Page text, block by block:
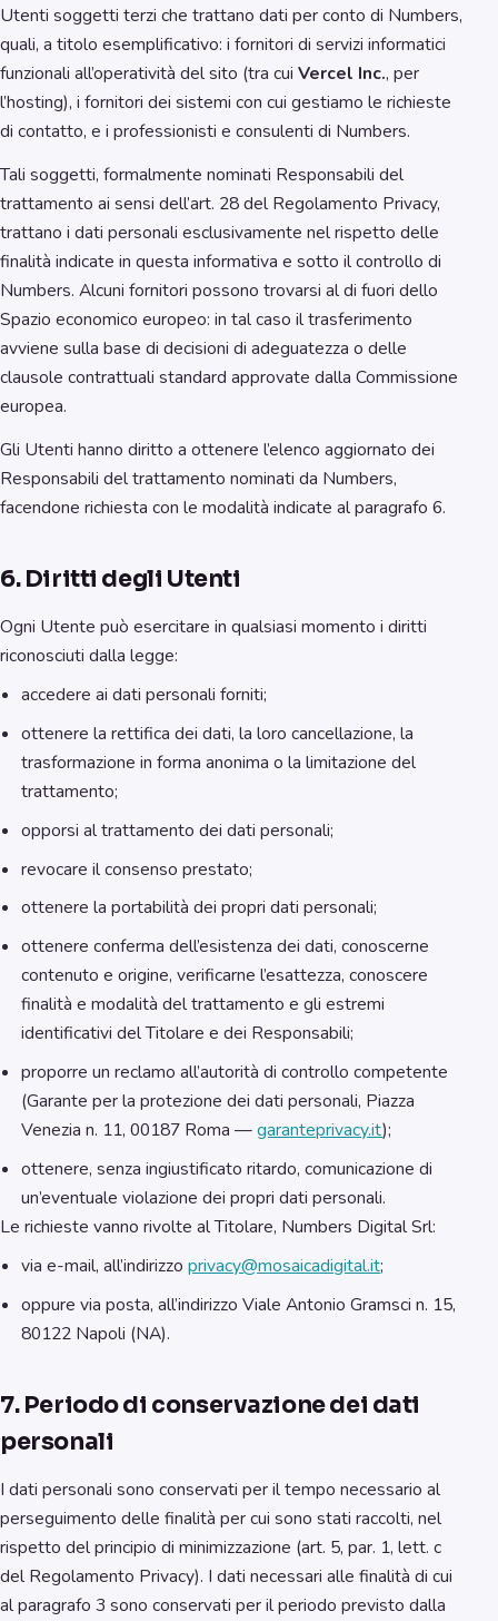
Utenti soggetti terzi che trattano dati per conto di Numbers,
quali, a titolo esemplificativo: i fornitori di servizi informatici
funzionali all’operatività del sito (tra cui Vercel Inc., per
l’hosting), i fornitori dei sistemi con cui gestiamo le richieste
di contatto, e i professionisti e consulenti di Numbers.
Tali soggetti, formalmente nominati Responsabili del
trattamento ai sensi dell’art. 28 del Regolamento Privacy,
trattano i dati personali esclusivamente nel rispetto delle
finalità indicate in questa informativa e sotto il controllo di
Numbers. Alcuni fornitori possono trovarsi al di fuori dello
Spazio economico europeo: in tal caso il trasferimento
avviene sulla base di decisioni di adeguatezza o delle
clausole contrattuali standard approvate dalla Commissione
europea.
Gli Utenti hanno diritto a ottenere l’elenco aggiornato dei
Responsabili del trattamento nominati da Numbers,
facendone richiesta con le modalità indicate al paragrafo 6.
6. Diritti degli Utenti
Ogni Utente può esercitare in qualsiasi momento i diritti
riconosciuti dalla legge:
accedere ai dati personali forniti;
ottenere la rettifica dei dati, la loro cancellazione, la
trasformazione in forma anonima o la limitazione del
trattamento;
opporsi al trattamento dei dati personali;
revocare il consenso prestato;
ottenere la portabilità dei propri dati personali;
ottenere conferma dell’esistenza dei dati, conoscerne
contenuto e origine, verificarne l’esattezza, conoscere
finalità e modalità del trattamento e gli estremi
identificativi del Titolare e dei Responsabili;
proporre un reclamo all’autorità di controllo competente
(Garante per la protezione dei dati personali, Piazza
Venezia n. 11, 00187 Roma —garanteprivacy.it);
ottenere, senza ingiustificato ritardo, comunicazione di
un’eventuale violazione dei propri dati personali.
Le richieste vanno rivolte al Titolare, Numbers Digital Srl:
via e-mail, all’indirizzoprivacy@mosaicadigital.it;
oppure via posta, all’indirizzo Viale Antonio Gramsci n. 15,
80122 Napoli (NA).
7. Periodo di conservazione dei dati
personali
I dati personali sono conservati per il tempo necessario al
perseguimento delle finalità per cui sono stati raccolti, nel
rispetto del principio di minimizzazione (art. 5, par. 1, lett. c
del Regolamento Privacy). I dati necessari alle finalità di cui
al paragrafo 3 sono conservati per il periodo previsto dalla